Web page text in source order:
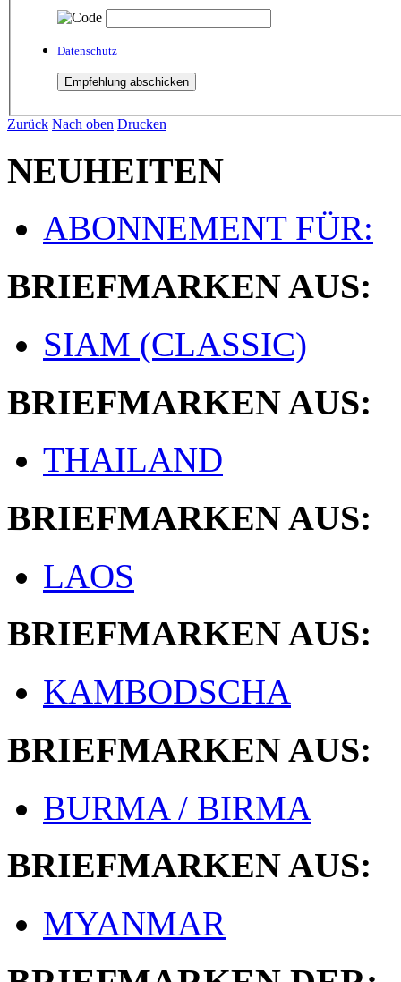
Datenschutz
Zurück Nach oben Drucken
NEUHEITEN
ABONNEMENT FÜR:
BRIEFMARKEN AUS:
SIAM (CLASSIC)
BRIEFMARKEN AUS:
THAILAND
BRIEFMARKEN AUS:
LAOS
BRIEFMARKEN AUS:
KAMBODSCHA
BRIEFMARKEN AUS:
BURMA / BIRMA
BRIEFMARKEN AUS:
MYANMAR